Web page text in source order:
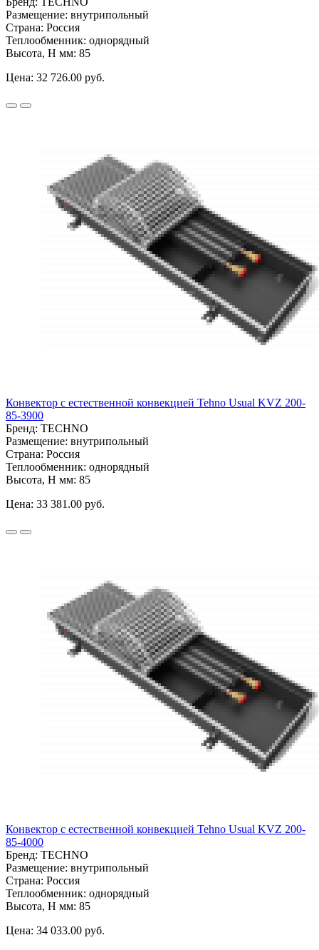
Размещение: внутрипольный
Страна: Россия
Теплообменник: однорядный
Высота, H мм: 85
Цена: 32 726.00 руб.
Конвектор с естественной конвекцией Tehno Usual KVZ 200-
85-3900
Бренд: TECHNO
Размещение: внутрипольный
Страна: Россия
Теплообменник: однорядный
Высота, H мм: 85
Цена: 33 381.00 руб.
Конвектор с естественной конвекцией Tehno Usual KVZ 200-
85-4000
Бренд: TECHNO
Размещение: внутрипольный
Страна: Россия
Теплообменник: однорядный
Высота, H мм: 85
Цена: 34 033.00 руб.